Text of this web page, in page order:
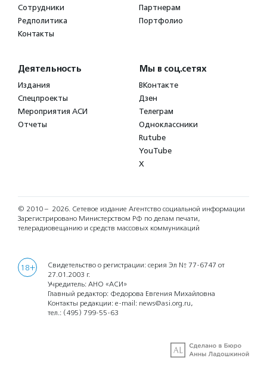
Сотрудники
Редполитика
Контакты
Партнерам
Портфолио
Деятельность
Издания
Спецпроекты
Мероприятия АСИ
Отчеты
Мы в соц.сетях
ВКонтакте
Дзен
Телеграм
Одноклассники
Rutube
YouTube
X
© 2010 – 2026. Сетевое издание Агентство социальной информации
Зарегистрировано Министерством РФ по делам печати,
телерадиовещанию и средств массовых коммуникаций
18+
Свидетельство о регистрации: серия Эл № 77-6747 от
27.01.2003 г.
Учредитель: АНО «АСИ»
Главный редактор: Федорова Евгения Михайловна
Контакты редакции: e-mail: news@asi.org.ru,
тел.: (495) 799-55-63